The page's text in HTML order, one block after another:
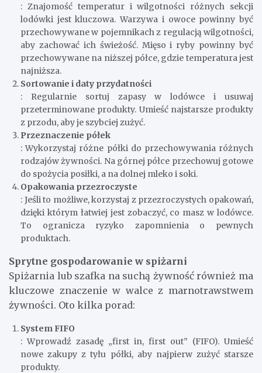
: Znajomość temperatur i wilgotności różnych sekcji
lodówki jest kluczowa. Warzywa i owoce powinny być
przechowywane w pojemnikach z regulacją wilgotności,
aby zachować ich świeżość. Mięso i ryby powinny być
przechowywane na niższej półce, gdzie temperatura jest
najniższa.
Sortowanie i daty przydatności
: Regularnie sortuj zapasy w lodówce i usuwaj
przeterminowane produkty. Umieść najstarsze produkty
z przodu, aby je szybciej zużyć.
Przeznaczenie półek
: Wykorzystaj różne półki do przechowywania różnych
rodzajów żywności. Na górnej półce przechowuj gotowe
do spożycia posiłki, a na dolnej mleko i soki.
Opakowania przezroczyste
: Jeśli to możliwe, korzystaj z przezroczystych opakowań,
dzięki którym łatwiej jest zobaczyć, co masz w lodówce.
To ogranicza ryzyko zapomnienia o pewnych
produktach.
Sprytne gospodarowanie w spiżarni
Spiżarnia lub szafka na suchą żywność również ma
kluczowe znaczenie w walce z marnotrawstwem
żywności. Oto kilka porad:
System FIFO
: Wprowadź zasadę „first in, first out” (FIFO). Umieść
nowe zakupy z tyłu półki, aby najpierw zużyć starsze
produkty.